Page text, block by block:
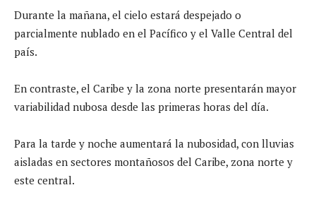
Durante la mañana, el cielo estará despejado o
parcialmente nublado en el Pacífico y el Valle Central del
país.
En contraste, el Caribe y la zona norte presentarán mayor
variabilidad nubosa desde las primeras horas del día.
Para la tarde y noche aumentará la nubosidad, con lluvias
aisladas en sectores montañosos del Caribe, zona norte y
este central.